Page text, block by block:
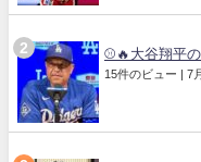
⚾🔥大谷翔平
15件のビュー | 7